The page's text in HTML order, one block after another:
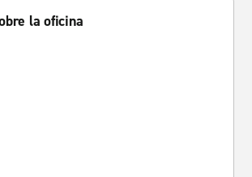
la oficina